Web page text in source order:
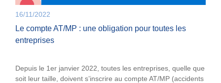
16/11/2022
Le compte AT/MP : une obligation pour toutes les
entreprises
Depuis le 1er janvier 2022, toutes les entreprises, quelle que
soit leur taille, doivent s’inscrire au compte AT/MP (accidents